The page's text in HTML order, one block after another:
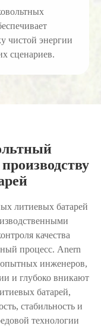
чистой энергии
сценариев.
литиевых батарей
качества
процесс. Anern
инженеров,
и глубоко вникают
батарей,
стабильность и
технологии